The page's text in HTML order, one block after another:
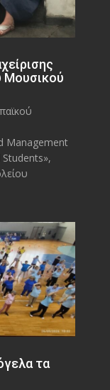
Μουσικού
Management
τα